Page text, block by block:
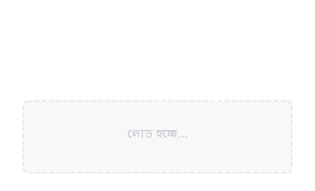
লোড হচ্ছে...